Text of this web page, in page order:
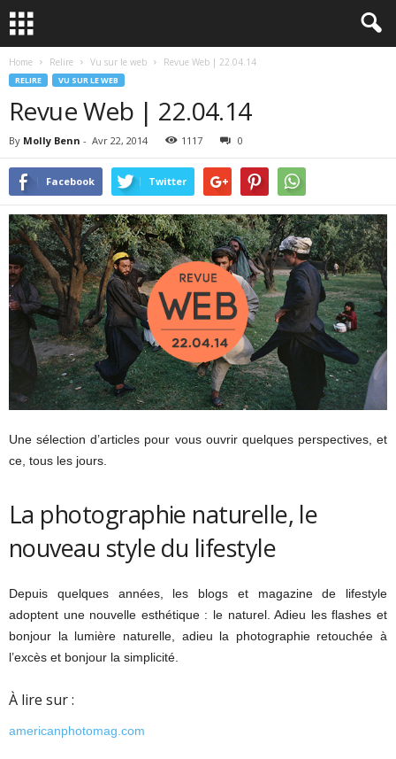
Home Relire Vu sur le web Revue Web | 22.04.14
RELIRE VU SUR LE WEB
Revue Web | 22.04.14
By Molly Benn - Avr 22, 2014 1117 0
Facebook Twitter
Une sélection d’articles pour vous ouvrir quelques perspectives, et
ce, tous les jours.
La photographie naturelle, le
nouveau style du lifestyle
Depuis quelques années, les blogs et magazine de lifestyle
adoptent une nouvelle esthétique : le naturel. Adieu les flashes et
bonjour la lumière naturelle, adieu la photographie retouchée à
l’excès et bonjour la simplicité.
À lire sur :
americanphotomag.com